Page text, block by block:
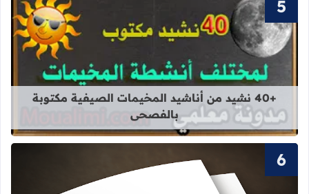
قراءة المزيد عن +40 نشيد من أناشيد المخيمات الصيفية مكتوبة بالفصحى
+40 نشيد من أناشيد المخيمات الصيفية مكتوبة
بالفصحى